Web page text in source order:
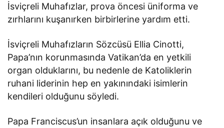
İsviçreli Muhafızlar, prova öncesi üniforma ve
zırhlarını kuşanırken birbirlerine yardım etti.
İsviçreli Muhafızların Sözcüsü Ellia Cinotti,
Papa’nın korunmasında Vatikan’da en yetkili
organ olduklarını, bu nedenle de Katoliklerin
ruhani liderinin hep en yakınındaki isimlerin
kendileri olduğunu söyledi.
Papa Franciscus’un insanlara açık olduğunu ve